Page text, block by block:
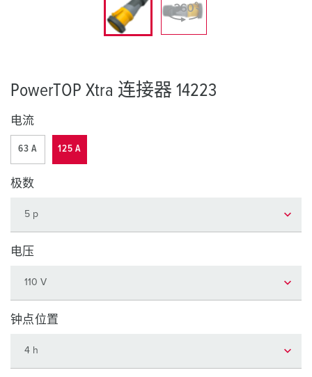
PowerTOP Xtra 连接器 14223
电流
63 A 125 A
极数
电压
钟点位置